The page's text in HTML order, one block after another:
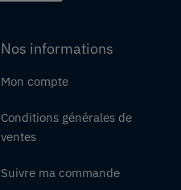
Nos informations
Mon compte
Conditions générales de
ventes
Suivre ma commande